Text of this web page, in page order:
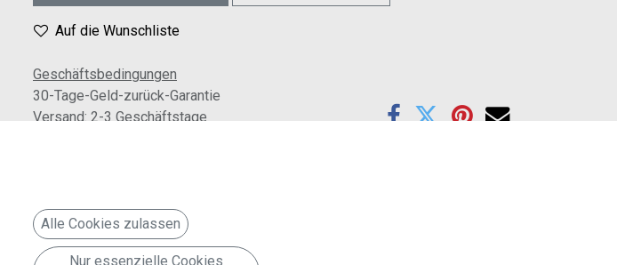
Auf die Wunschliste
Geschäftsbedingungen
30-Tage-Geld-zurück-Garantie
Versand: 2-3 Geschäftstage
Alle Cookies zulassen
Nur essenzielle Cookies